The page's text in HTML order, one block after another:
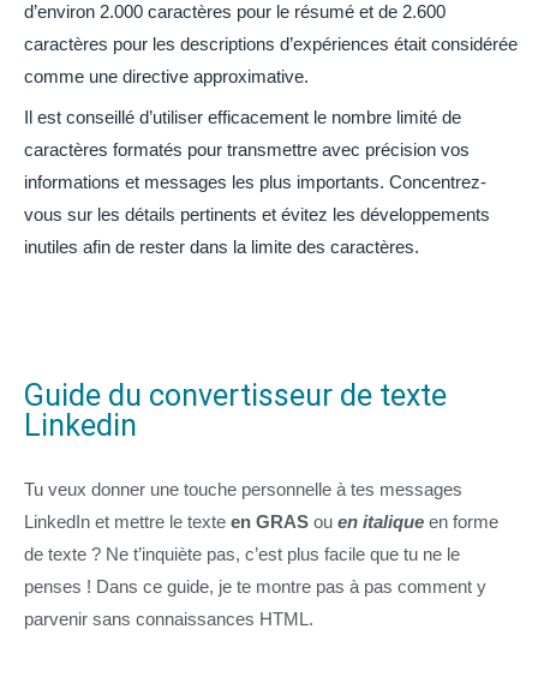
d’environ 2.000 caractères pour le résumé et de 2.600
caractères pour les descriptions d’expériences était considérée
comme une directive approximative.
Il est conseillé d’utiliser efficacement le nombre limité de
caractères formatés pour transmettre avec précision vos
informations et messages les plus importants. Concentrez-
vous sur les détails pertinents et évitez les développements
inutiles afin de rester dans la limite des caractères.
Guide du convertisseur de texte
Linkedin
Tu veux donner une touche personnelle à tes messages
LinkedIn et mettre le texte en GRAS ou en italique en forme
de texte ? Ne t’inquiète pas, c’est plus facile que tu ne le
penses ! Dans ce guide, je te montre pas à pas comment y
parvenir sans connaissances HTML.